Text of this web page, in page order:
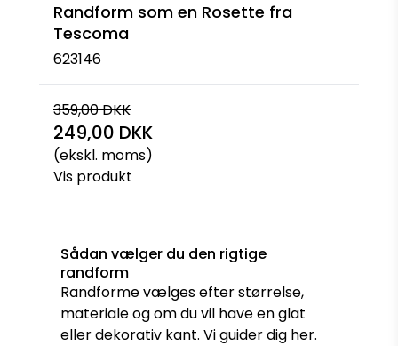
Randform som en Rosette fra
Tescoma
623146
359,00 DKK
249,00 DKK
(ekskl. moms)
Vis produkt
Sådan vælger du den rigtige
randform
Randforme vælges efter størrelse,
materiale og om du vil have en glat
eller dekorativ kant. Vi guider dig her.